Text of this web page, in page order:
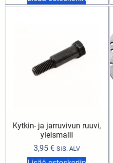
Kytkin- ja jarruvivun ruuvi,
yleismalli
3,95 € SIS. ALV